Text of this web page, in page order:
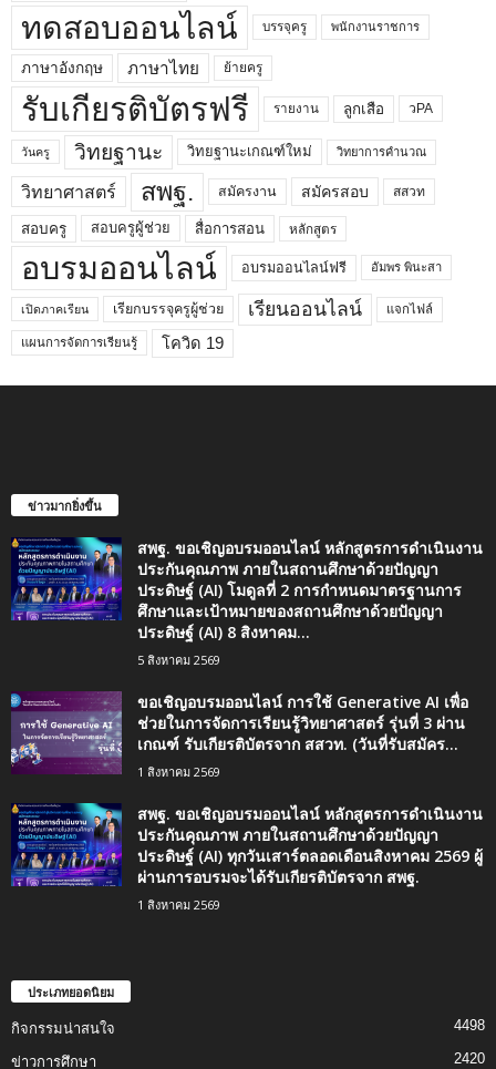
ทดสอบออนไลน์ บรรจุครู พนักงานราชการ
ภาษาอังกฤษ ภาษาไทย ย้ายครู
รับเกียรติบัตรฟรี รายงาน ลูกเสือ วPA
วันครู วิทยฐานะ วิทยฐานะเกณฑ์ใหม่ วิทยาการคำนวณ
วิทยาศาสตร์ สพฐ. สมัครงาน สมัครสอบ สสวท
สอบครู สอบครูผู้ช่วย สื่อการสอน หลักสูตร
อบรมออนไลน์ อบรมออนไลน์ฟรี อัมพร พินะสา
เปิดภาคเรียน เรียกบรรจุครูผู้ช่วย เรียนออนไลน์ แจกไฟล์
แผนการจัดการเรียนรู้ โควิด 19
ข่าวมากยิ่งขึ้น
สพฐ. ขอเชิญอบรมออนไลน์ หลักสูตรการดำเนินงาน
ประกันคุณภาพ ภายในสถานศึกษาด้วยปัญญา
ประดิษฐ์ (AI) โมดูลที่ 2 การกำหนดมาตรฐานการ
ศึกษาและเป้าหมายของสถานศึกษาด้วยปัญญา
ประดิษฐ์ (AI) 8 สิงหาคม...
5 สิงหาคม 2569
ขอเชิญอบรมออนไลน์ การใช้ Generative AI เพื่อ
ช่วยในการจัดการเรียนรู้วิทยาศาสตร์ รุ่นที่ 3 ผ่าน
เกณฑ์ รับเกียรติบัตรจาก สสวท. (วันที่รับสมัคร...
1 สิงหาคม 2569
สพฐ. ขอเชิญอบรมออนไลน์ หลักสูตรการดำเนินงาน
ประกันคุณภาพ ภายในสถานศึกษาด้วยปัญญา
ประดิษฐ์ (AI) ทุกวันเสาร์ตลอดเดือนสิงหาคม 2569 ผู้
ผ่านการอบรมจะได้รับเกียรติบัตรจาก สพฐ.
1 สิงหาคม 2569
ประเภทยอดนิยม
กิจกรรมน่าสนใจ 4498
ข่าวการศึกษา 2420